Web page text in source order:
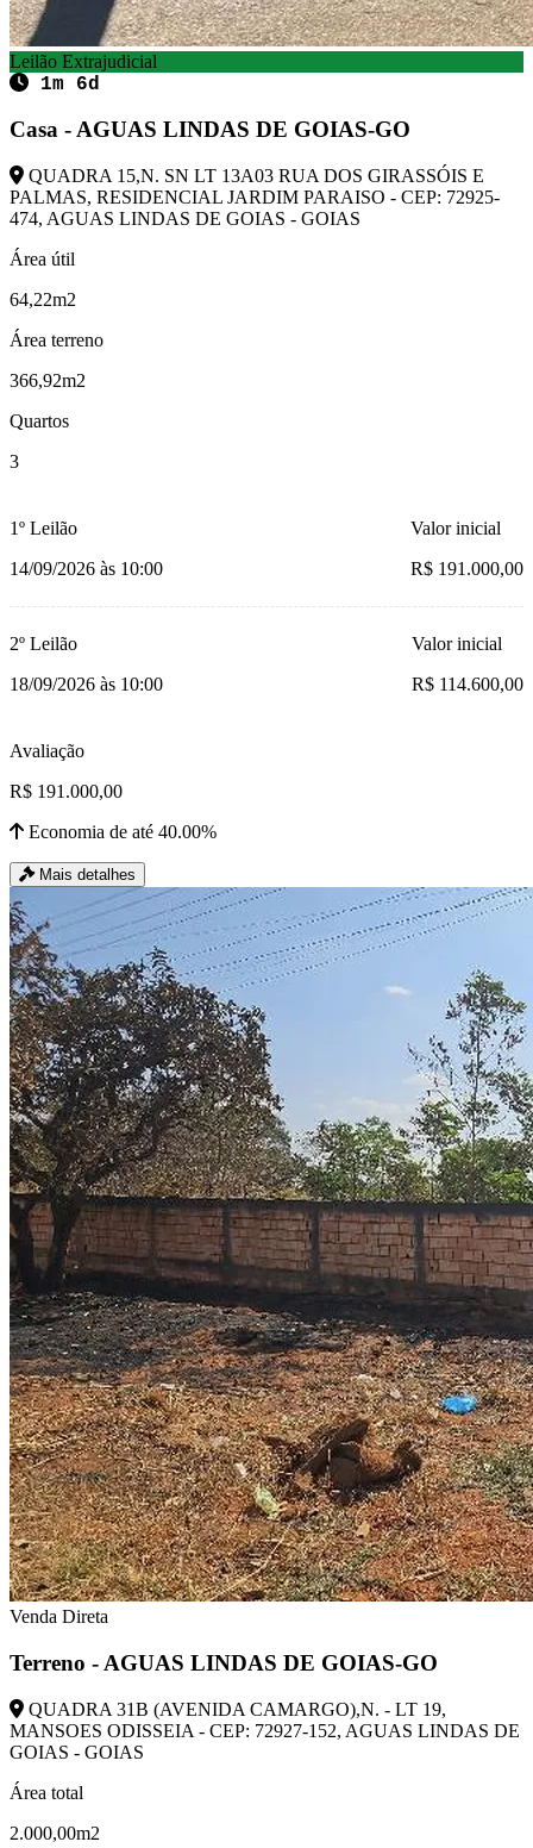
Leilão Extrajudicial
1m 6d
Casa - AGUAS LINDAS DE GOIAS-GO
QUADRA 15,N. SN LT 13A03 RUA DOS GIRASSÓIS E
PALMAS, RESIDENCIAL JARDIM PARAISO - CEP: 72925-
474, AGUAS LINDAS DE GOIAS - GOIAS
Área útil
64,22m2
Área terreno
366,92m2
Quartos
3
1º Leilão
14/09/2026 às 10:00
Valor inicial
R$ 191.000,00
2º Leilão
18/09/2026 às 10:00
Valor inicial
R$ 114.600,00
Avaliação
R$ 191.000,00
Economia de até 40.00%
Mais detalhes
Venda Direta
Terreno - AGUAS LINDAS DE GOIAS-GO
QUADRA 31B (AVENIDA CAMARGO),N. - LT 19,
MANSOES ODISSEIA - CEP: 72927-152, AGUAS LINDAS DE
GOIAS - GOIAS
Área total
2.000,00m2